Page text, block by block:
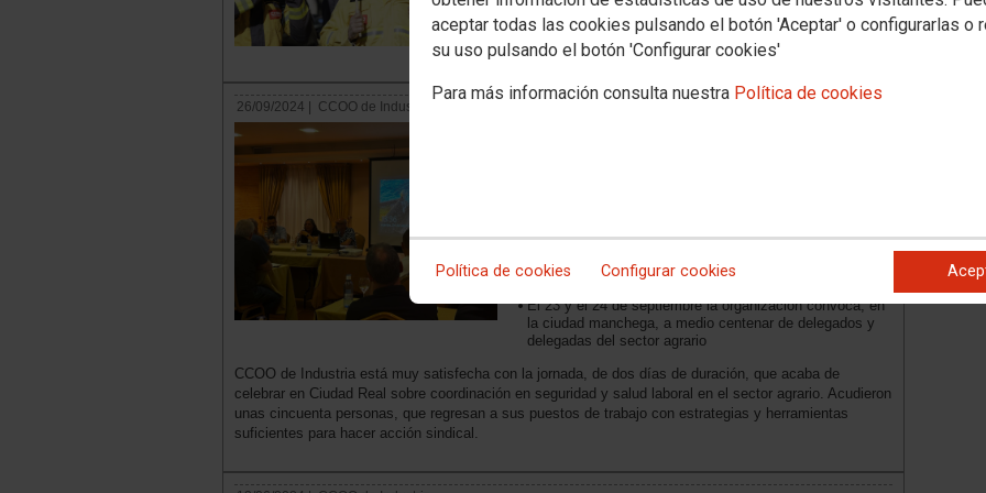
aceptar todas las cookies pulsando el botón 'Aceptar' o configurarlas o
su uso pulsando el botón 'Configurar cookies'
Para más información consulta nuestra Política de cookies
Política de cookies Configurar cookies
de edad de jubilación para los y las
bomberas forestales
26/09/2024 | CCOO de Industria
sindical”
El 23 y el 24 de septiembre la organización convoca, en
la ciudad manchega, a medio centenar de delegados y
delegadas del sector agrario
CCOO de Industria está muy satisfecha con la jornada, de dos días de duración, que acaba de
celebrar en Ciudad Real sobre coordinación en seguridad y salud laboral en el sector agrario. Acudieron
unas cincuenta personas, que regresan a sus puestos de trabajo con estrategias y herramientas
suficientes para hacer acción sindical.